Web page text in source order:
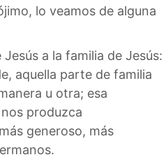
lo veamos de alguna
a la familia de Jesús:
aquella parte de familia
u otra; esa
produzca
generoso, más